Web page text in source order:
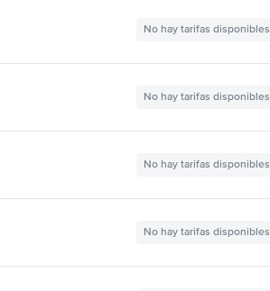
No hay tarifas disponibles
No hay tarifas disponibles
No hay tarifas disponibles
No hay tarifas disponibles